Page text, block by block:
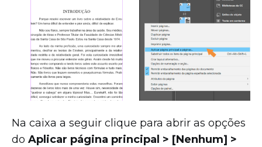
Na caixa a seguir clique para abrir as opções
do Aplicar página principal > [Nenhum] >